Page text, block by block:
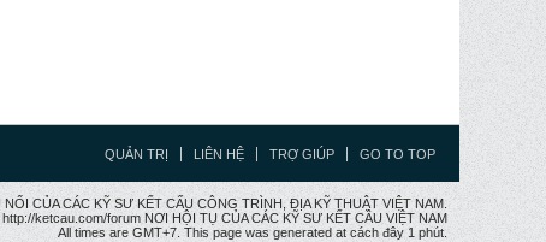
QUẢN TRỊ LIÊN HỆ TRỢ GIÚP GO TO TOP
CỦA CÁC KỸ SƯ KẾT CẤU CÔNG TRÌNH, ĐỊA KỸ THUẬT VIỆT NAM.
ketcau.com/forum NƠI HỘI TỤ CỦA CÁC KỸ SƯ KẾT CÂU VIỆT NAM
All times are GMT+7. This page was generated at cách đây 1 phút.